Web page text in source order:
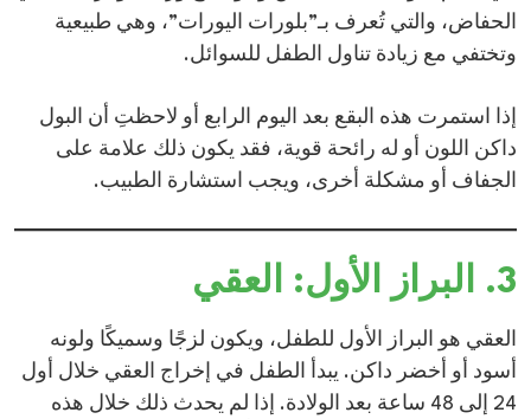
الحفاض، والتي تُعرف بـ”بلورات اليورات”، وهي طبيعية
وتختفي مع زيادة تناول الطفل للسوائل.​
إذا استمرت هذه البقع بعد اليوم الرابع أو لاحظتِ أن البول
داكن اللون أو له رائحة قوية، فقد يكون ذلك علامة على
الجفاف أو مشكلة أخرى، ويجب استشارة الطبيب.​
3. البراز الأول: العقي
العقي هو البراز الأول للطفل، ويكون لزجًا وسميكًا ولونه
أسود أو أخضر داكن. يبدأ الطفل في إخراج العقي خلال أول
24 إلى 48 ساعة بعد الولادة. إذا لم يحدث ذلك خلال هذه